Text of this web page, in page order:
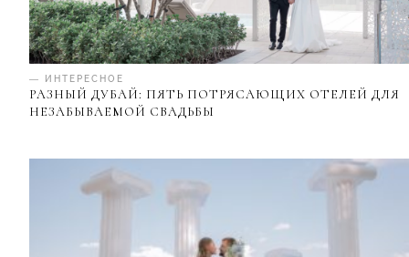
— ИНТЕРЕСНОЕ
РАЗНЫЙ ДУБАЙ: ПЯТЬ ПОТРЯСАЮЩИХ ОТЕЛЕЙ ДЛЯ
НЕЗАБЫВАЕМОЙ СВАДЬБЫ